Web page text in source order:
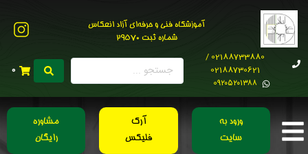
آموزشگاه فنی و حرفه‌ای آزاد انعکاس
شماره ثبت 29570
02188733880 /
02188730621
0۹۲۰۵۲۰۱۳۸۸
0
ورود به
سایت
آرک
فلیکس
مشاوره
رایگان